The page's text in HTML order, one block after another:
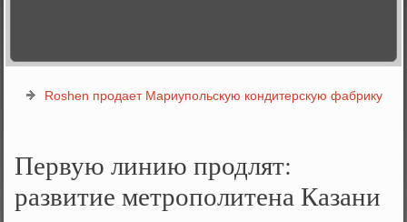
Roshen продает Мариупольскую кондитерскую фабрику
Первую линию продлят:
развитие метрополитена Казани